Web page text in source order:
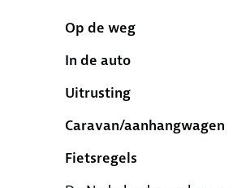
Op de weg
In de auto
Uitrusting
Caravan/aanhangwagen
Fietsregels